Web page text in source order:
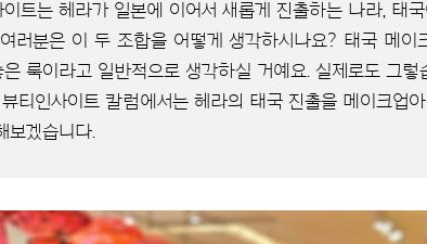
이트는 헤라가 일본에 이어서 새롭게 진출하는 나라, 태
러분은 이 두 조합을 어떻게 생각하시나요? 태국 메이
은 룩이라고 일반적으로 생각하실 거예요. 실제로도 그
티인사이트 칼럼에서는 헤라의 태국 진출을 메이크업
보겠습니다.